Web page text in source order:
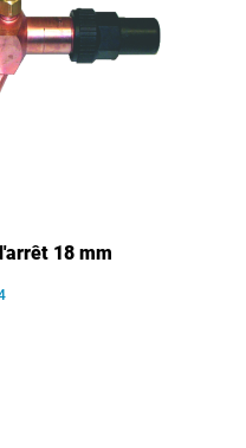
18 mm